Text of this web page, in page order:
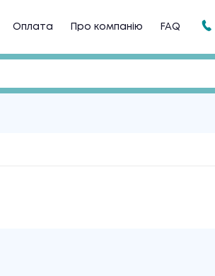
Оплата Про компанію FAQ